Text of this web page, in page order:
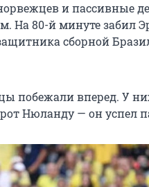
и пассивные
На 80-й минуте забил
сборной
побежали вперед. У
Нюланду — он успел